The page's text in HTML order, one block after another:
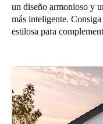
Español
Chile
Guardar la nueva
un diseño armonioso y
más inteligente.
estilosa para